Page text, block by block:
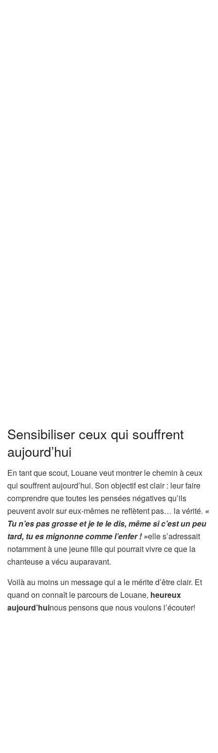
Sensibiliser ceux qui souffrent
aujourd’hui
En tant que scout, Louane veut montrer le chemin à ceux
qui souffrent aujourd’hui. Son objectif est clair : leur faire
comprendre que toutes les pensées négatives qu’ils
peuvent avoir sur eux-mêmes ne reflètent pas… la vérité. «
Tu n’es pas grosse et je te le dis, même si c’est un peu
tard, tu es mignonne comme l’enfer ! »elle s’adressait
notamment à une jeune fille qui pourrait vivre ce que la
chanteuse a vécu auparavant.
Voilà au moins un message qui a le mérite d’être clair. Et
quand on connaît le parcours de Louane, heureux
aujourd’huinous pensons que nous voulons l’écouter!